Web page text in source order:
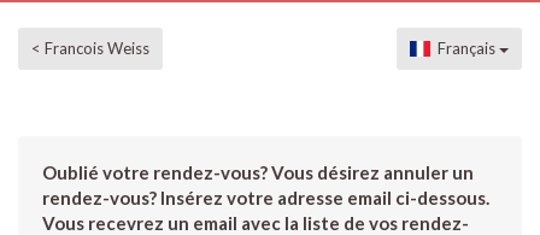
< Francois Weiss Français
Oublié votre rendez-vous? Vous désirez annuler un
rendez-vous? Insérez votre adresse email ci-dessous.
Vous recevrez un email avec la liste de vos rendez-